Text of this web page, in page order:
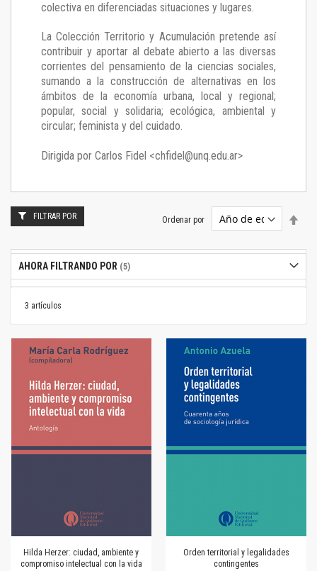
colectiva en diferenciadas situaciones y lugares.
La Colección Territorio y Acumulación pretende así
contribuir y aportar al debate abierto a las diversas
corrientes del pensamiento de la ciencias sociales,
sumando a la construcción de alternativas en los
ámbitos de la economía urbana, local y regional;
popular, social y solidaria; ecológica, ambiental y
circular; feminista y del cuidado.
Dirigida por Carlos Fidel <chfidel@unq.edu.ar>
3 artículos
Ordenar por
Hilda Herzer: ciudad, ambiente y
compromiso intelectual con la vida
Orden territorial y legalidades
contingentes
FILTRAR POR
AHORA FILTRANDO POR